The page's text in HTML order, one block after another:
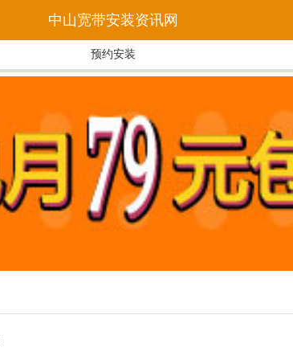
中山宽带安装资讯网
预约安装